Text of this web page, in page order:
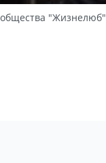
общества "Жизнелюб"